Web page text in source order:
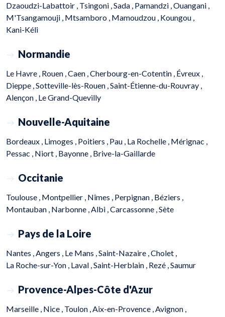
Dzaoudzi-Labattoir , Tsingoni ,Sada , Pamandzi ,Ouangani ,
M'Tsangamouji , Mtsamboro , Mamoudzou , Koungou ,
Kani-Kéli
Normandie
Le Havre , Rouen ,Caen ,Cherbourg-en-Cotentin , Évreux ,
Dieppe ,Sotteville-lès-Rouen ,Saint-Étienne-du-Rouvray ,
Alençon , Le Grand-Quevilly
Nouvelle-Aquitaine
Bordeaux , Limoges , Poitiers , Pau , La Rochelle , Mérignac ,
Pessac , Niort , Bayonne , Brive-la-Gaillarde
Occitanie
Toulouse , Montpellier , Nîmes , Perpignan , Béziers ,
Montauban , Narbonne ,Albi ,Carcassonne ,Sète
Pays de la Loire
Nantes ,Angers , Le Mans ,Saint-Nazaire ,Cholet ,
La Roche-sur-Yon , Laval ,Saint-Herblain , Rezé ,Saumur
Provence-Alpes-Côte d'Azur
Marseille , Nice , Toulon ,Aix-en-Provence ,Avignon ,